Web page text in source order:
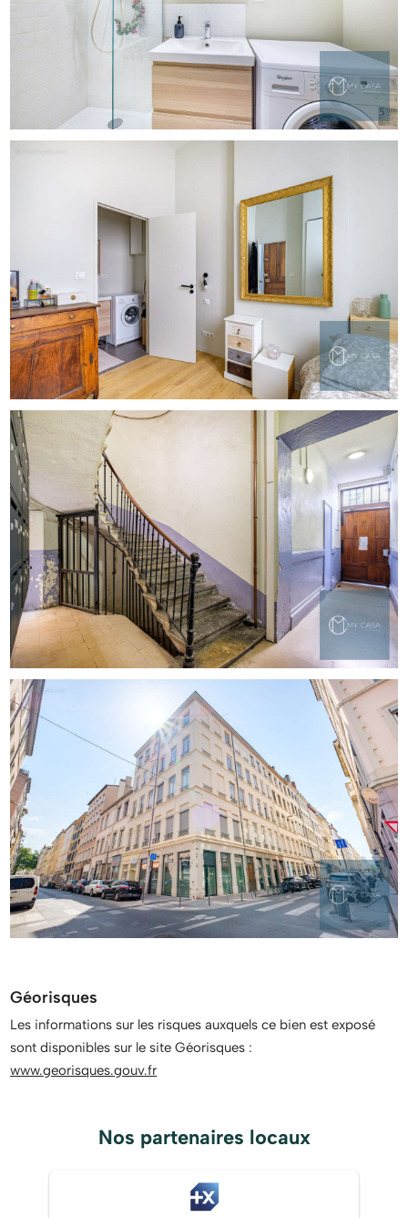
Géorisques
Les informations sur les risques auxquels ce bien est exposé
sont disponibles sur le site Géorisques :
www.georisques.gouv.fr
Nos partenaires locaux